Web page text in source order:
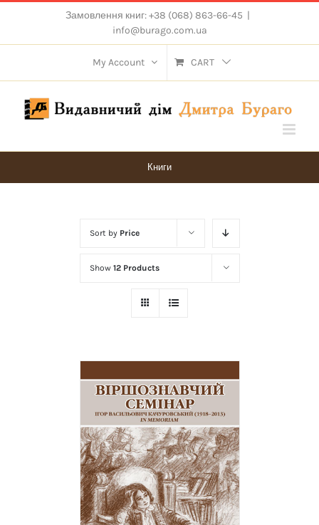
content
Замовлення книг: +38 (068) 863-66-45 |
info@burago.com.ua
My Account CART
Книги
Sort by Price
Show 12 Products